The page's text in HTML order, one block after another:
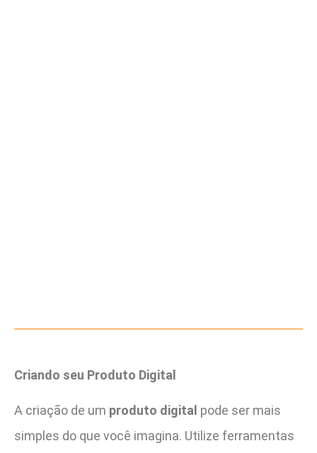
Criando seu Produto Digital
A criação de um produto digital pode ser mais
simples do que você imagina. Utilize ferramentas